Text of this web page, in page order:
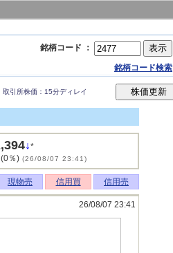
銘柄コード ：
銘柄コード検索
取引所株価：15分ディレイ
↓*
％) (26/08/07 23:41)
現物売 信用買 信用売
26/08/07 23:41